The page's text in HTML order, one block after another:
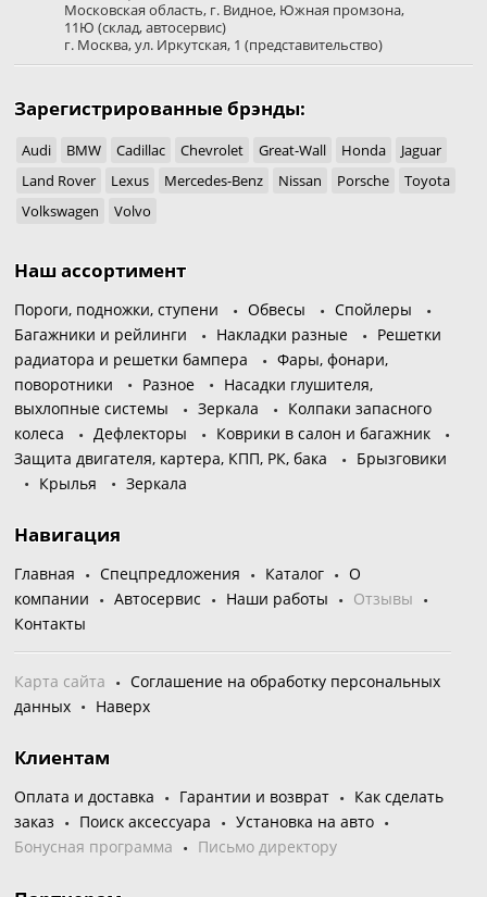
Московская область, г. Видное, Южная промзона,
11Ю (склад, автосервис)
г. Москва,ул. Иркутская, 1 (представительство)
Зарегистрированные брэнды:
Audi BMW Cadillac Chevrolet Great-Wall Honda
Jaguar
Land Rover
Lexus Mercedes-Benz Nissan Porsche
Toyota
Volkswagen
Volvo
Наш ассортимент
Пороги, подножки, ступени Обвесы
Спойлеры
Багажники и рейлинги
Накладки разные
Решетки
радиатора и решетки бампера
Фары, фонари,
поворотники
Разное
Насадки глушителя,
выхлопные системы
Зеркала
Колпаки запасного
колеса
Дефлекторы
Коврики в салон и багажник
Защита двигателя, картера, КПП, РК, бака
Брызговики
Крылья
Зеркала
Навигация
Главная Спецпредложения Каталог
О
компании
Автосервис Наши работы
Отзывы
Контакты
Карта сайта
Соглашение на обработку персональных
данных
Наверх
Клиентам
Оплата и доставка Гарантии и возврат
Как сделать
заказ
Поиск аксессуара
Установка на авто
Бонусная программа
Письмо директору